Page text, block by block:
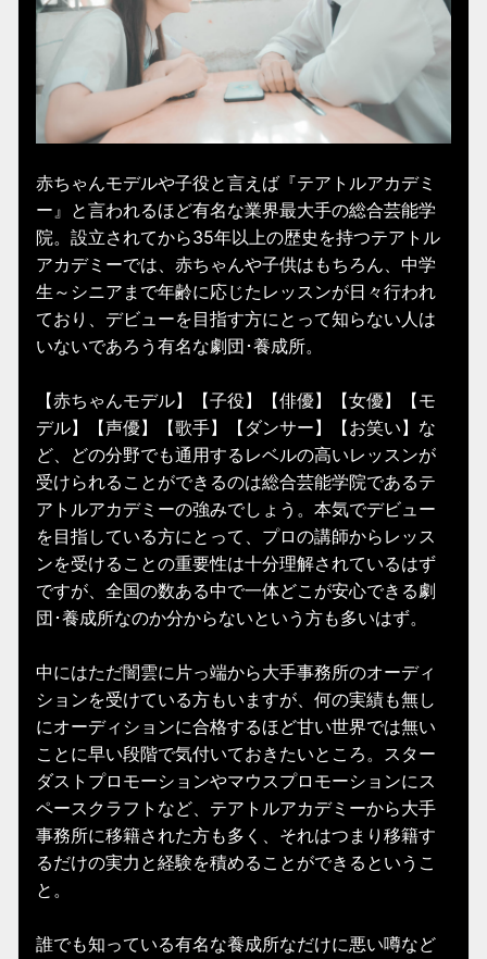
赤ちゃんモデルや子役と言えば『テアトルアカデミ
ー』と言われるほど有名な業界最大手の総合芸能学
院。設立されてから35年以上の歴史を持つテアトル
アカデミーでは、赤ちゃんや子供はもちろん、中学
生～シニアまで年齢に応じたレッスンが日々行われ
ており、デビューを目指す方にとって知らない人は
いないであろう有名な劇団･養成所。
【赤ちゃんモデル】【子役】【俳優】【女優】【モ
デル】【声優】【歌手】【ダンサー】【お笑い】な
ど、どの分野でも通用するレベルの高いレッスンが
受けられることができるのは総合芸能学院であるテ
アトルアカデミーの強みでしょう。本気でデビュー
を目指している方にとって、プロの講師からレッス
ンを受けることの重要性は十分理解されているはず
ですが、全国の数ある中で一体どこが安心できる劇
団･養成所なのか分からないという方も多いはず。
中にはただ闇雲に片っ端から大手事務所のオーディ
ションを受けている方もいますが、何の実績も無し
にオーディションに合格するほど甘い世界では無い
ことに早い段階で気付いておきたいところ。スター
ダストプロモーションやマウスプロモーションにス
ペースクラフトなど、テアトルアカデミーから大手
事務所に移籍された方も多く、それはつまり移籍す
るだけの実力と経験を積めることができるというこ
と。
誰でも知っている有名な養成所なだけに悪い噂など